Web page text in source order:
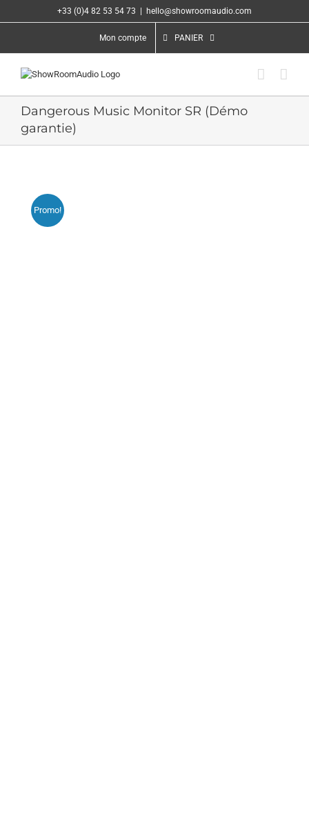
au
+33 (0)4 82 53 54 73 hello@showroomaudio.com
Mon compte PANIER
Dangerous Music Monitor SR (Démo
garantie)
Promo!